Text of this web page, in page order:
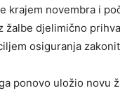
krajem novembra i
žalbe djelimično
osiguranja
ponovo uložio novu